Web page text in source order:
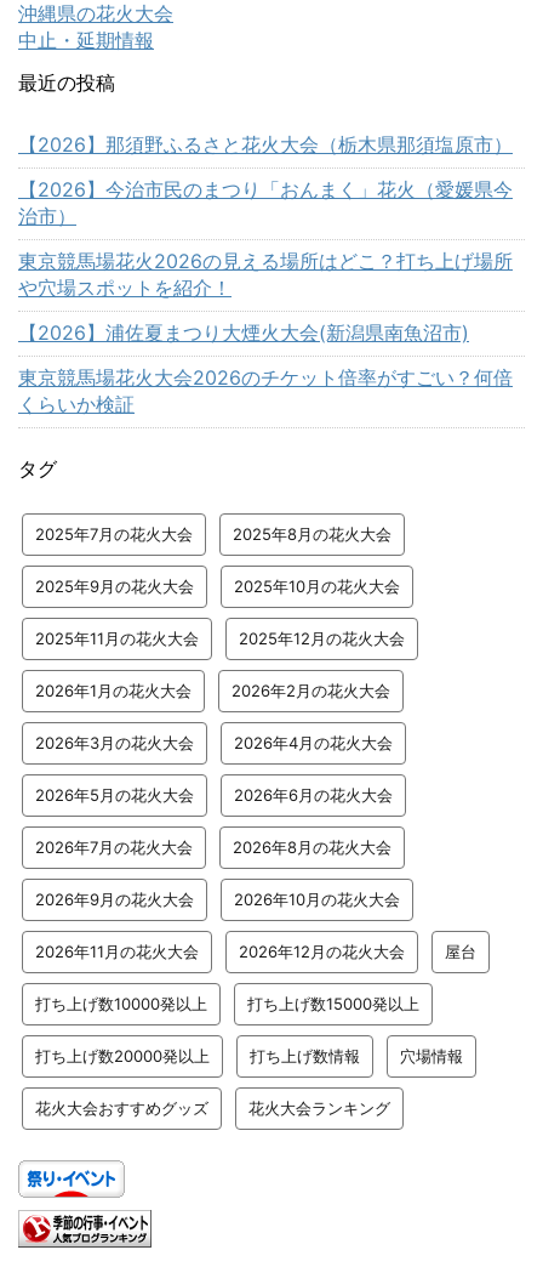
沖縄県の花火大会
中止・延期情報
最近の投稿
【2026】那須野ふるさと花火大会（栃木県那須塩原市）
【2026】今治市民のまつり「おんまく」花火（愛媛県今
治市）
東京競馬場花火2026の見える場所はどこ？打ち上げ場所
や穴場スポットを紹介！
【2026】浦佐夏まつり大煙火大会(新潟県南魚沼市)
東京競馬場花火大会2026のチケット倍率がすごい？何倍
くらいか検証
タグ
2025年7月の花火大会 2025年8月の花火大会
2025年9月の花火大会 2025年10月の花火大会
2025年11月の花火大会 2025年12月の花火大会
2026年1月の花火大会 2026年2月の花火大会
2026年3月の花火大会 2026年4月の花火大会
2026年5月の花火大会 2026年6月の花火大会
2026年7月の花火大会 2026年8月の花火大会
2026年9月の花火大会 2026年10月の花火大会
2026年11月の花火大会 2026年12月の花火大会 屋台
打ち上げ数10000発以上 打ち上げ数15000発以上
打ち上げ数20000発以上 打ち上げ数情報 穴場情報
花火大会おすすめグッズ 花火大会ランキング